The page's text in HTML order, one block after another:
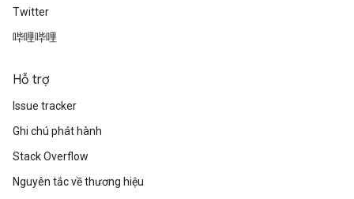
Twitter
哔哩哔哩
Hỗ trợ
Issue tracker
Ghi chú phát hành
Stack Overflow
Nguyên tắc về thương hiệu